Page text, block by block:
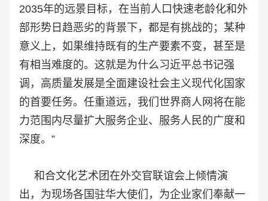
2035年的远景目标， 在当前人口快速老龄化和外
部形势日趋恶劣的背景下，都是有挑战的；某种
意义上，如果维持既有的生产要素不变，甚至是
有相当难度的。这就是为什么习近平总书记强
调，高质量发展是全面建设社会主义现代化国家
的首要任务。任重道远，我们世界商人网将在能
力范围内尽量扩大服务企业、服务人民的广度和
深度。”
和合文化艺术团在外交官联谊会上倾情演
出，为现场各国驻华大使们，为企业家们奉献一